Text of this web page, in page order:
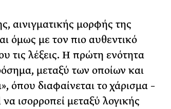
αινιγματικής μορφής της
όμως με τον πιο αυθεντικό
τις λέξεις. Η πρώτη ενότητα
μεταξύ των οποίων και
όπου διαφαίνεται το χάρισμα –
ισορροπεί μεταξύ λογικής